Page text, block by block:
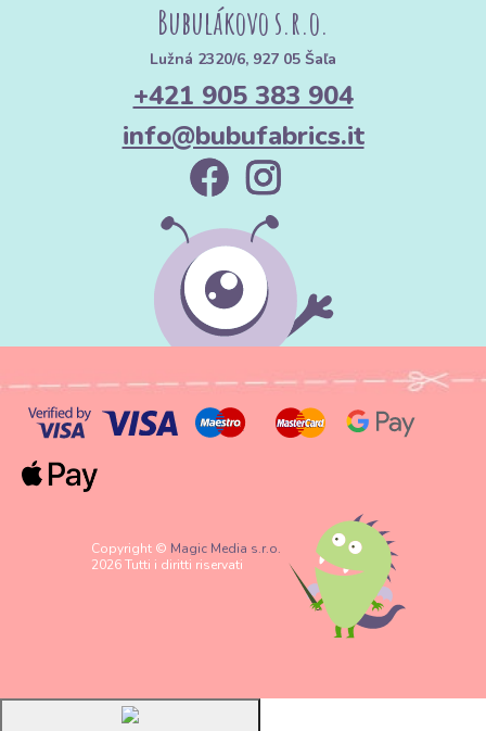
Bubulákovo s.r.o.
Lužná 2320/6, 927 05 Šaľa
+421 905 383 904
info@bubufabrics.it
Copyright © Magic Media s.r.o.
2026 Tutti i diritti riservati